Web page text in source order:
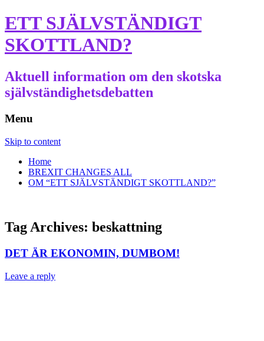
ETT SJÄLVSTÄNDIGT
SKOTTLAND?
Aktuell information om den skotska
självständighetsdebatten
Menu
Skip to content
Home
BREXIT CHANGES ALL
OM “ETT SJÄLVSTÄNDIGT SKOTTLAND?”
Tag Archives: beskattning
DET ÄR EKONOMIN, DUMBOM!
Leave a reply